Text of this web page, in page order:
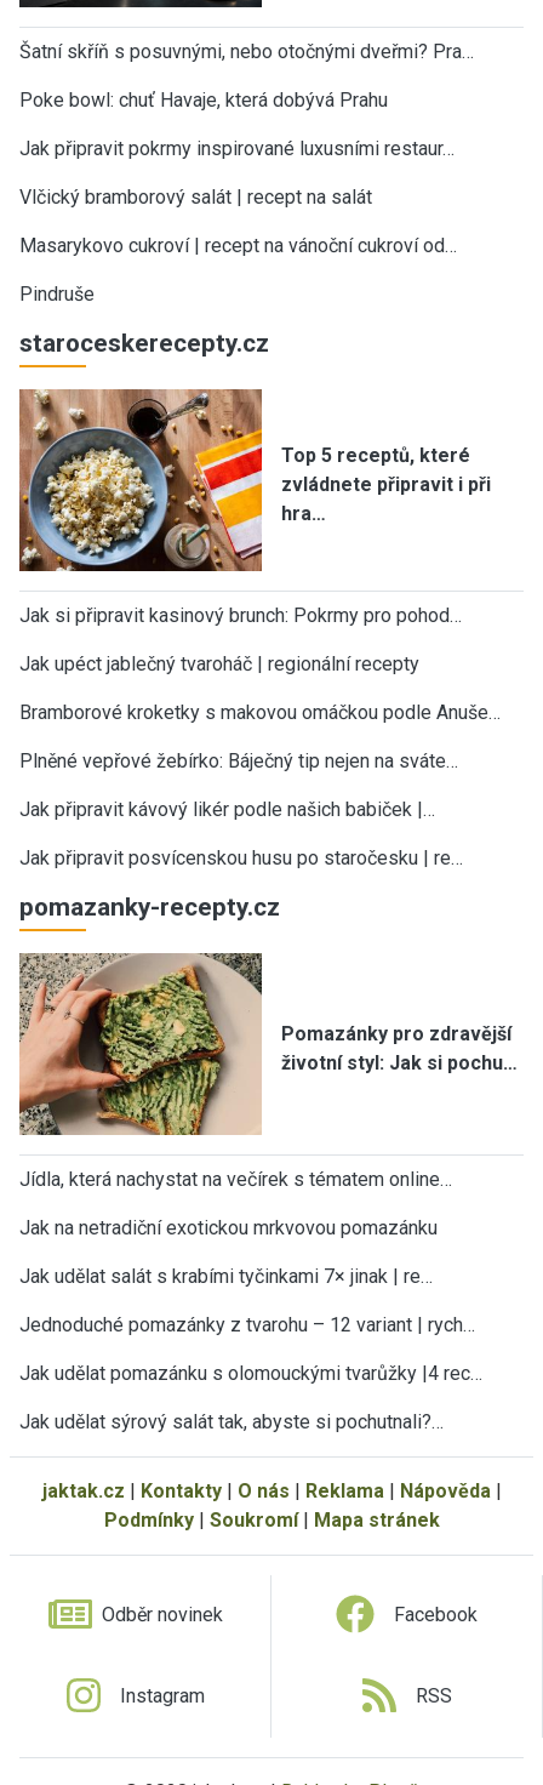
Šatní skříň s posuvnými, nebo otočnými dveřmi? Pra…
Poke bowl: chuť Havaje, která dobývá Prahu
Jak připravit pokrmy inspirované luxusními restaur…
Vlčický bramborový salát | recept na salát
Masarykovo cukroví | recept na vánoční cukroví od…
Pindruše
staroceskerecepty.cz
Top 5 receptů, které
zvládnete připravit i při
hra…
Jak si připravit kasinový brunch: Pokrmy pro pohod…
Jak upéct jablečný tvaroháč | regionální recepty
Bramborové kroketky s makovou omáčkou podle Anuše…
Plněné vepřové žebírko: Báječný tip nejen na sváte…
Jak připravit kávový likér podle našich babiček |…
Jak připravit posvícenskou husu po staročesku | re…
pomazanky-recepty.cz
Pomazánky pro zdravější
životní styl: Jak si pochu…
Jídla, která nachystat na večírek s tématem online…
Jak na netradiční exotickou mrkvovou pomazánku
Jak udělat salát s krabími tyčinkami 7× jinak | re…
Jednoduché pomazánky z tvarohu – 12 variant | rych…
Jak udělat pomazánku s olomouckými tvarůžky |4 rec…
Jak udělat sýrový salát tak, abyste si pochutnali?…
jaktak.cz | Kontakty| O nás | Reklama| Nápověda|
Podmínky| Soukromí| Mapa stránek
Odběr novinek Facebook
Instagram RSS